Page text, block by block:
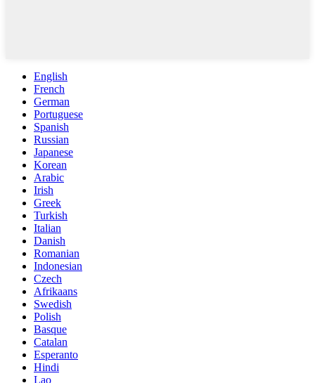
English
French
German
Portuguese
Spanish
Russian
Japanese
Korean
Arabic
Irish
Greek
Turkish
Italian
Danish
Romanian
Indonesian
Czech
Afrikaans
Swedish
Polish
Basque
Catalan
Esperanto
Hindi
Lao